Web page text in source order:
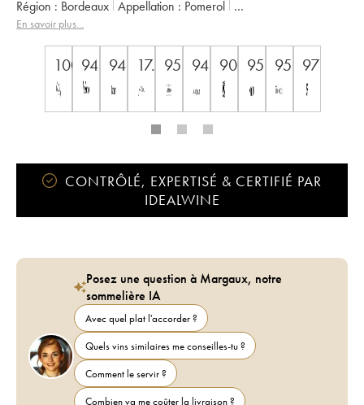
Région :
Bordeaux Appellation : Pomerol
Propriétaire :
En savoir plus...
100 94 94 17.5 95 94 90 95 95 97
CONTRÔLÉ, EXPERTISÉ & CERTIFIÉ PAR
IDEALWINE
Posez une question à Margaux, notre
sommelière IA
Avec quel plat l'accorder ?
Quels vins similaires me conseilles-tu ?
Comment le servir ?
Combien va me coûter la livraison ?